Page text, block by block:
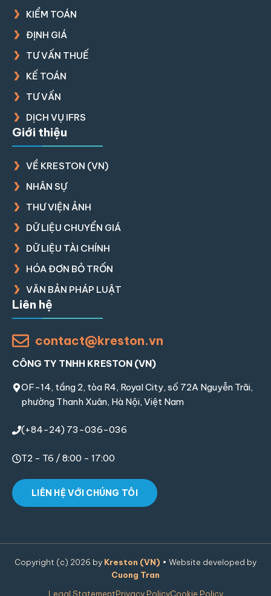
KIỂM TOÁN
ĐỊNH GIÁ
TƯ VẤN THUẾ
KẾ TOÁN
TƯ VẤN
DỊCH VỤ IFRS
Giới thiệu
VỀ KRESTON (VN)
NHÂN SỰ
THƯ VIỆN ẢNH
DỮ LIỆU CHUYỂN GIÁ
DỮ LIỆU TÀI CHÍNH
HÓA ĐƠN BỎ TRỐN
VĂN BẢN PHÁP LUẬT
Liên hệ
contact@kreston.vn
CÔNG TY TNHH KRESTON (VN)
OF-14, tầng 2, tòa R4, Royal City, số 72A Nguyễn Trãi,
phường Thanh Xuân, Hà Nội, Việt Nam
(+84-24) 73-036-036
T2 - T6 / 8:00 - 17:00
LIÊN HỆ VỚI CHÚNG TÔI
Copyright (c) 2026 by Kreston (VN) • Website developed by
Cuong Tran
Legal StatementPrivacy PolicyCookie Policy